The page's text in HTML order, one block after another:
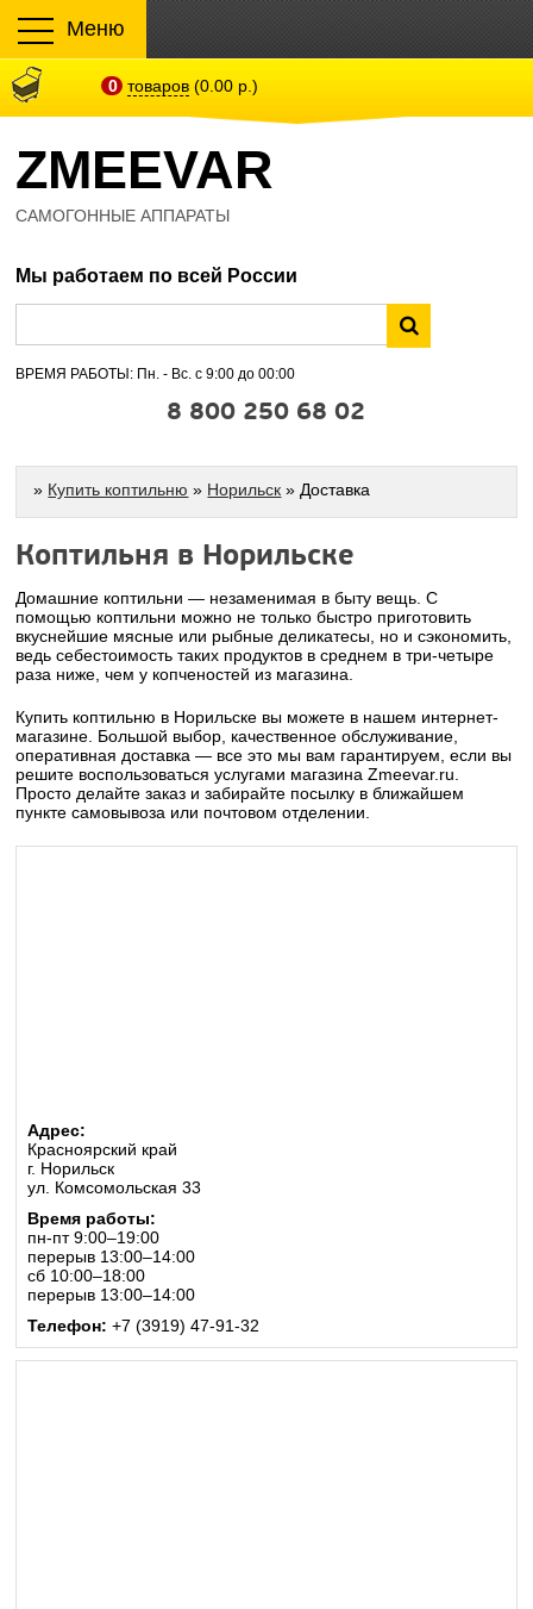
Меню
0 товаров (0.00 р.)
ZMEEVAR
САМОГОННЫЕ АППАРАТЫ
Мы работаем по всей России
ВРЕМЯ РАБОТЫ: Пн. - Вс. с 9:00 до 00:00
8 800 250 68 02
» Купить коптильню » Норильск » Доставка
Коптильня в Норильске
Домашние коптильни — незаменимая в быту вещь. С
помощью коптильни можно не только быстро приготовить
вкуснейшие мясные или рыбные деликатесы, но и сэкономить,
ведь себестоимость таких продуктов в среднем в три-четыре
раза ниже, чем у копченостей из магазина.
Купить коптильню в Норильске вы можете в нашем интернет-
магазине. Большой выбор, качественное обслуживание,
оперативная доставка — все это мы вам гарантируем, если вы
решите воспользоваться услугами магазина Zmeevar.ru.
Просто делайте заказ и забирайте посылку в ближайшем
пункте самовывоза или почтовом отделении.
Адрес:
Красноярский край
г. Норильск
ул. Комсомольская 33
Время работы:
пн-пт 9:00–19:00
перерыв 13:00–14:00
сб 10:00–18:00
перерыв 13:00–14:00
Телефон: +7 (3919) 47-91-32